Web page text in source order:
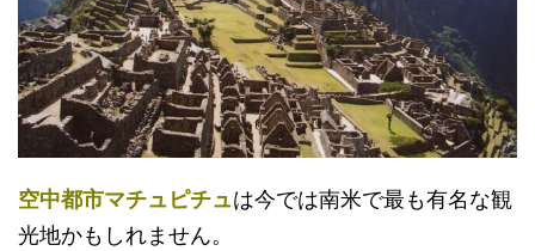
空中都市マチュピチュは今では南米で最も有名な観
光地かもしれません。